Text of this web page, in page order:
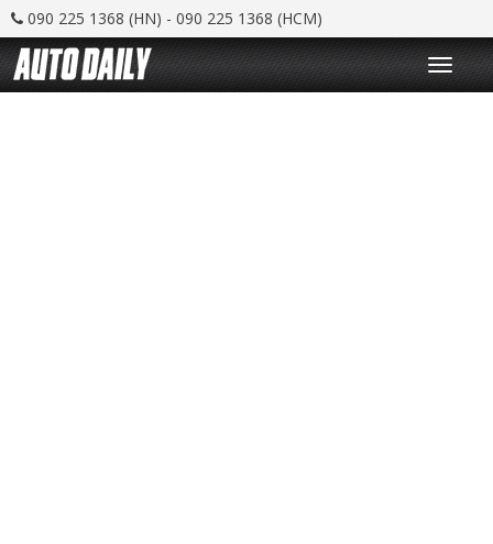
090 225 1368 (HN) - 090 225 1368 (HCM)
T
o
g